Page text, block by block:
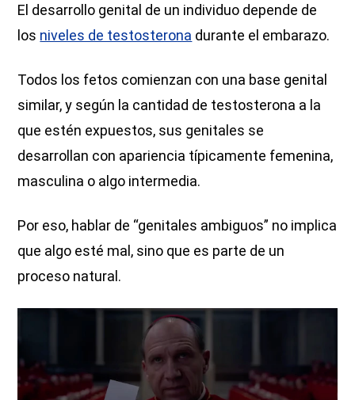
El desarrollo genital de un individuo depende de
los niveles de testosterona durante el embarazo.
Todos los fetos comienzan con una base genital
similar, y según la cantidad de testosterona a la
que estén expuestos, sus genitales se
desarrollan con apariencia típicamente femenina,
masculina o algo intermedia.
Por eso, hablar de “genitales ambiguos” no implica
que algo esté mal, sino que es parte de un
proceso natural.